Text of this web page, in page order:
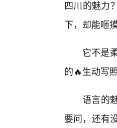
四川的魅力
下，却能咂
它不是
的🔥生动写照
语言的
要问，还有